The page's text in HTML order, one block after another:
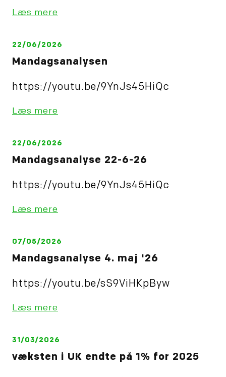
Læs mere
22/06/2026
Mandagsanalysen
https://youtu.be/9YnJs45HiQc
Læs mere
22/06/2026
Mandagsanalyse 22-6-26
https://youtu.be/9YnJs45HiQc
Læs mere
07/05/2026
Mandagsanalyse 4. maj '26
https://youtu.be/sS9ViHKpByw
Læs mere
31/03/2026
væksten i UK endte på 1% for 2025